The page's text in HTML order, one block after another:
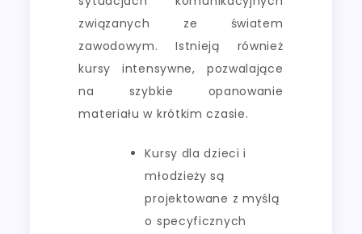
związanych ze światem
zawodowym. Istnieją również
kursy intensywne, pozwalające
na szybkie opanowanie
materiału w krótkim czasie.
Kursy dla dzieci i
młodzieży są
projektowane z myślą
o specyficznych